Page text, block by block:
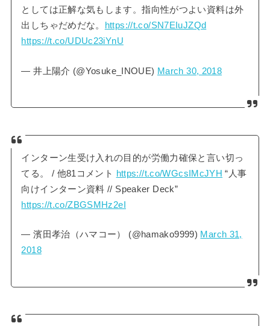
としては正解な気もします。指向性がつよい資料は外
出しちゃだめだな。
https://t.co/SN7EIuJZQd
https://t.co/UDUc23iYnU
— 井上陽介 (@Yosuke_INOUE) March 30, 2018
インターン生受け入れの目的が労働力確保と言い切っ
てる。 / 他81コメント
https://t.co/WGcsIMcJYH “人事
向けインターン資料 // Speaker Deck”
https://t.co/ZBGSMHz2eI
— 濱田孝治（ハマコー） (@hamako9999) March 31,
2018